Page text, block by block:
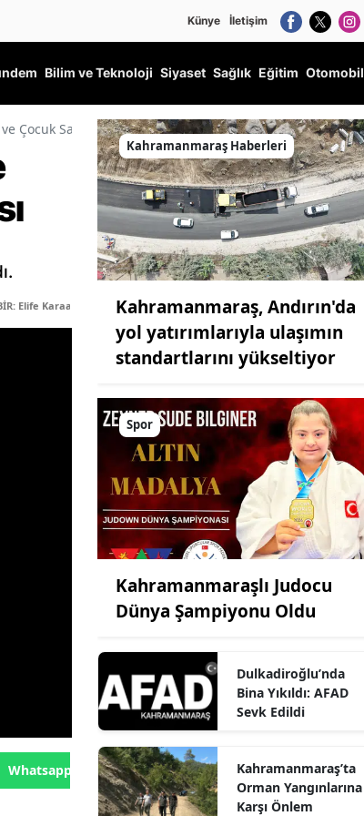
Künye İletişim
Bilim ve Teknoloji Siyaset Sağlık Eğitim Otomobil
Çocuk Sağlığı İçin Kanun Çağrısı
Elife Karaarslan
Whatsapp'tan Gönder
Kahramanmaraş Haberleri
Kahramanmaraş, Andırın'da
yol yatırımlarıyla ulaşımın
standartlarını yükseltiyor
Spor
Kahramanmaraşlı Judocu
Dünya Şampiyonu Oldu
Dulkadiroğlu’nda
Bina Yıkıldı: AFAD
Sevk Edildi
Kahramanmaraş’ta
Orman Yangınlarına
Karşı Önlem